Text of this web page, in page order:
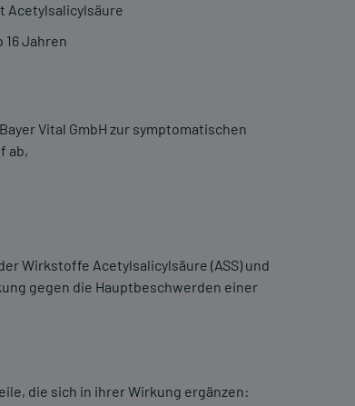
Acetylsalicylsäure
16 Jahren
Vital GmbH zur symptomatischen
ab,
Wirkstoffe Acetylsalicylsäure (ASS) und
gegen die Hauptbeschwerden einer
die sich in ihrer Wirkung ergänzen: